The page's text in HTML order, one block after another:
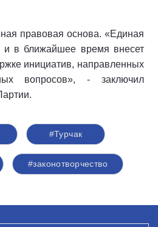
правовая основа. «Единая
и в ближайшее время внесет
инициатив, направленных
вопросов», - заключил
#Турчак
#законотворчество